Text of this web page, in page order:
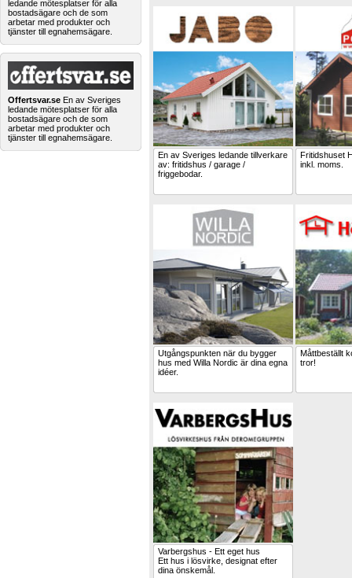
ledande mötesplatser för alla
bostadsägare och de som
arbetar med produkter och
tjänster till egnahemsägare.
Offertsvar.se En av Sveriges
ledande mötesplatser för alla
bostadsägare och de som
arbetar med produkter och
tjänster till egnahemsägare.
En av Sveriges ledande tillverkare
av: fritidshus / garage /
friggebodar.
Fritidshuset
inkl. moms.
Utgångspunkten när du bygger
hus med Willa Nordic är dina egna
idéer.
Måttbeställt
tror!
Varbergshus - Ett eget hus
Ett hus i lösvirke, designat efter
dina önskemål.